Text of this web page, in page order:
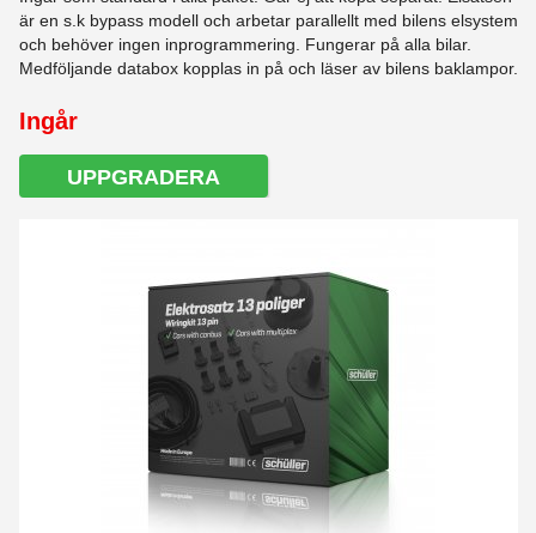
är en s.k bypass modell och arbetar parallellt med bilens elsystem
och behöver ingen inprogrammering. Fungerar på alla bilar.
Medföljande databox kopplas in på och läser av bilens baklampor.
Ingår
UPPGRADERA